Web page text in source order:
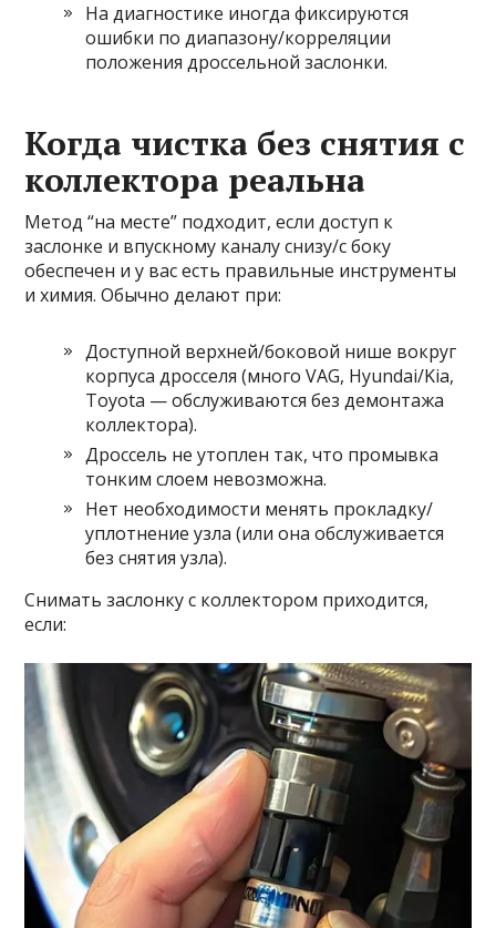
На диагностике иногда фиксируются
ошибки по диапазону/корреляции
положения дроссельной заслонки.
Когда чистка без снятия с
коллектора реальна
Метод “на месте” подходит, если доступ к
заслонке и впускному каналу снизу/с боку
обеспечен и у вас есть правильные инструменты
и химия. Обычно делают при:
Доступной верхней/боковой нише вокруг
корпуса дросселя (много VAG, Hyundai/Kia,
Toyota — обслуживаются без демонтажа
коллектора).
Дроссель не утоплен так, что промывка
тонким слоем невозможна.
Нет необходимости менять прокладку/
уплотнение узла (или она обслуживается
без снятия узла).
Снимать заслонку с коллектором приходится,
если: